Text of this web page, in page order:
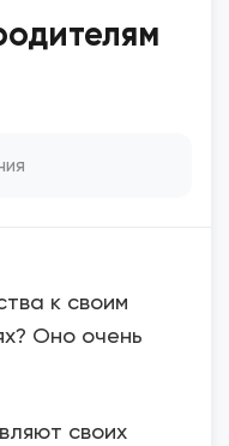
к своим
Оно очень
своих